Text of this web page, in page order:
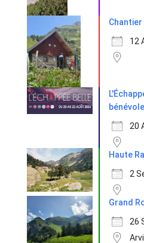
12
20
Haute
2
Grand
26